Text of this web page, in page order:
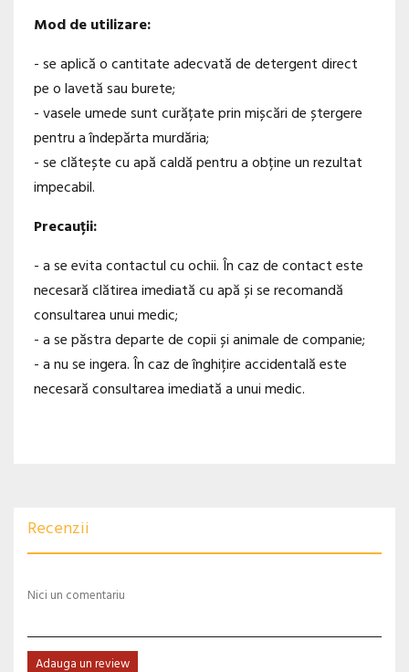
Mod de utilizare:
- se aplică o cantitate adecvată de detergent direct
pe o lavetă sau burete;
- vasele umede sunt curățate prin mișcări de ștergere
pentru a îndepărta murdăria;
- se clătește cu apă caldă pentru a obține un rezultat
impecabil.
Precauții:
- a se evita contactul cu ochii. În caz de contact este
necesară clătirea imediată cu apă și se recomandă
consultarea unui medic;
- a se păstra departe de copii și animale de companie;
- a nu se ingera. În caz de înghițire accidentală este
necesară consultarea imediată a unui medic.
Recenzii
Nici un comentariu
Adauga un review